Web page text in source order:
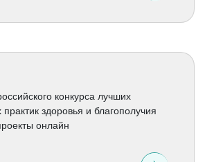
конкурса лучших
здоровья и благополучия
онлайн